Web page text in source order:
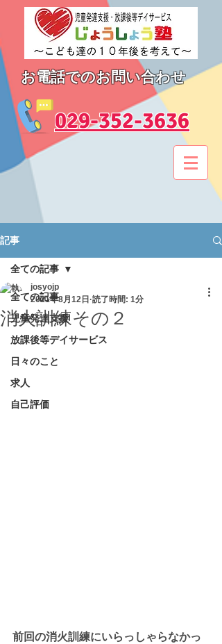
お電話でのお問い合わせ
​029-352-3636
記事
全ての記事
児童発達支援
放課後等デイサービス
日々のこと
求人
自己評価
全ての記事
消火訓練その２
josyojp
2021年8月12日 読了時間: 1分
前回の消火訓練にいらっしゃらなかっ